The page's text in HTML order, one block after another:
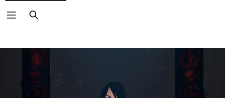
搜
尋